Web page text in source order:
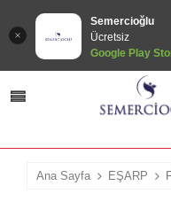
Semercioğlu
Ücretsiz
Google Play
Ana Sayfa EŞARP